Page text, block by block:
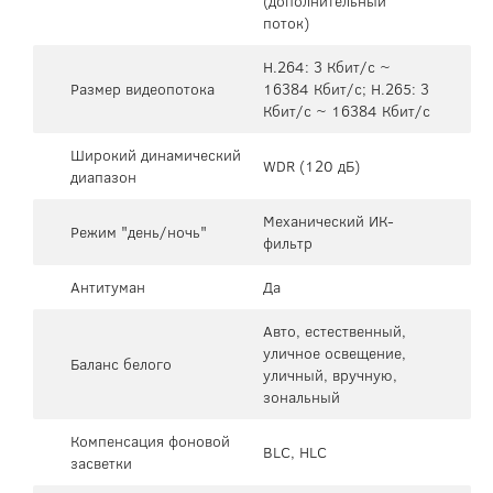
поток)
Размер видеопотока
H.264: 3 Кбит/с ~
16384 Кбит/с; H.265: 3
Кбит/с ~ 16384 Кбит/с
Широкий динамический
диапазон
WDR (120 дБ)
Режим "день/ночь"
Механический ИК-
фильтр
Антитуман
Да
Баланс белого
Авто, естественный,
уличное освещение,
уличный, вручную,
зональный
Компенсация фоновой
засветки
BLC, HLC